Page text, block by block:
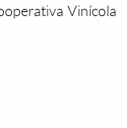
Vinícola